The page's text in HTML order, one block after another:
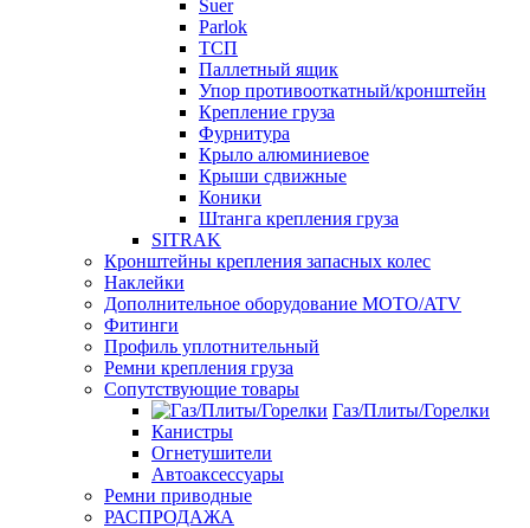
Suer
Parlok
ТСП
Паллетный ящик
Упор противооткатный/кронштейн
Крепление груза
Фурнитура
Крыло алюминиевое
Крыши сдвижные
Коники
Штанга крепления груза
SITRAK
Кронштейны крепления запасных колес
Наклейки
Дополнительное оборудование MOTO/ATV
Фитинги
Профиль уплотнительный
Ремни крепления груза
Сопутствующие товары
Газ/Плиты/Горелки
Канистры
Огнетушители
Автоаксессуары
Ремни приводные
РАСПРОДАЖА